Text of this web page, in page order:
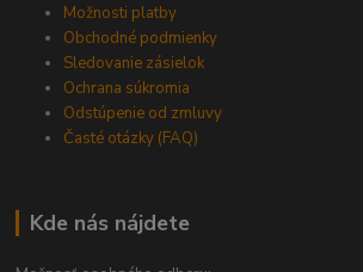
Možnosti platby
Obchodné podmienky
Sledovanie zásielok
Ochrana súkromia
Odstúpenie od zmluvy
Časté otázky (FAQ)
Kde nás nájdete